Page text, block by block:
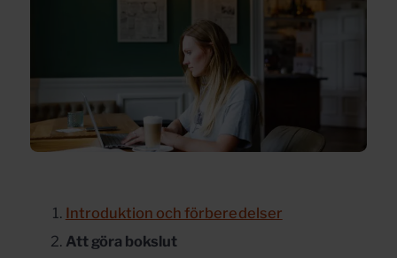
Introduktion och förberedelser
Att göra bokslut